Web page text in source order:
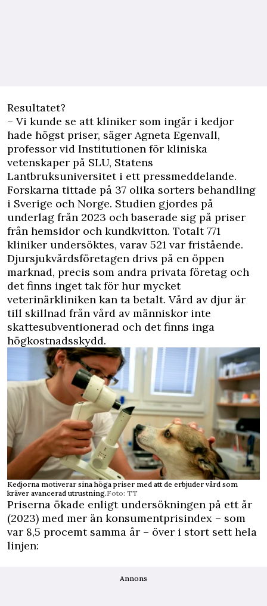
Resultatet?
– Vi kunde se att kliniker som ingår i kedjor
hade högst priser, säger Agneta Egenvall,
professor vid Institutionen för kliniska
vetenskaper på SLU, Statens
Lantbruksuniversitet i ett pressmeddelande.
Forskarna tittade på 37 olika sorters behandling
i Sverige och Norge. Studien gjordes på
underlag från 2023 och baserade sig på priser
från hemsidor och kundkvitton. Totalt 771
kliniker undersöktes, varav 521 var fristående.
Djursjukvårdsföretagen drivs på en öppen
marknad, precis som andra privata företag och
det finns inget tak för hur mycket
veterinärkliniken kan ta betalt. Vård av djur är
till skillnad från vård av människor inte
skattesubventionerad och det finns inga
högkostnadsskydd.
Kedjorna motiverar sina höga priser med att de erbjuder vård som
kräver avancerad utrustning.Foto: TT
Priserna ökade enligt undersökningen på ett år
(2023) med mer än konsumentprisindex – som
var 8,5 procemt samma år – över i stort sett hela
linjen:
Annons